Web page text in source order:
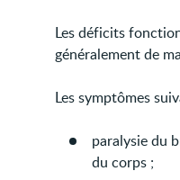
Les déficits
généralement de
Les symptômes
paralysie du
du corps ;